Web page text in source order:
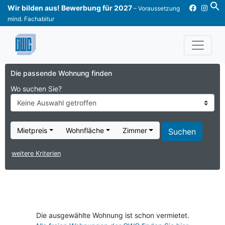
Skip
content
Wir bilden aus! Bewerbung für 2027 – Voraussetzung
mind. Fachabitur
Die passende Wohnung finden
Wo suchen Sie?
Keine Auswahl getroffen
Mietpreis Wohnfläche Zimmer
weitere Kriterien
Die ausgewählte Wohnung ist schon vermietet.